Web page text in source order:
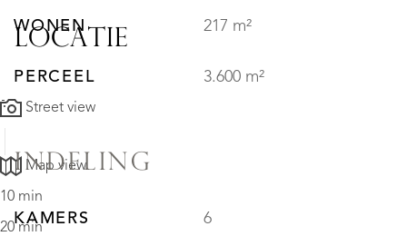
WONEN 217 m²
PERCEEL 3.600 m²
INDELING
KAMERS 6
LOCATIE
Street view
Map view
10 min
20 min